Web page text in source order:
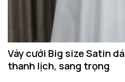
Váy cưới Big size Satin
thanh lịch, sang trọng